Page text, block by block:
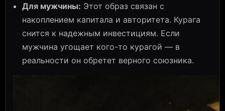
Для мужчины: Этот образ связан с
накоплением капитала и авторитета. Курага
снится к надежным инвестициям. Если
мужчина угощает кого-то курагой — в
реальности он обретет верного союзника.